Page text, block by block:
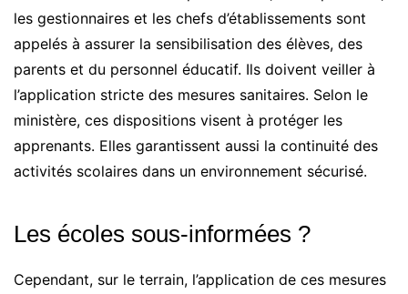
les gestionnaires et les chefs d’établissements sont
appelés à assurer la sensibilisation des élèves, des
parents et du personnel éducatif. Ils doivent veiller à
l’application stricte des mesures sanitaires. Selon le
ministère, ces dispositions visent à protéger les
apprenants. Elles garantissent aussi la continuité des
activités scolaires dans un environnement sécurisé.
Les écoles sous-informées ?
Cependant, sur le terrain, l’application de ces mesures